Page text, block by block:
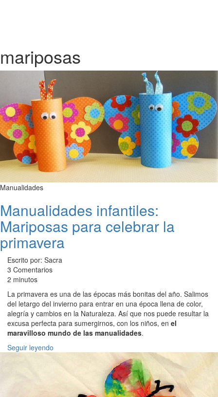
mariposas
Manualidades
Manualidades infantiles:
Mariposas para celebrar la
primavera
Escrito por: Sacra
3 Comentarios
2 minutos
La primavera es una de las épocas más bonitas del año. Salimos
del letargo del invierno para entrar en una época llena de color,
alegría y cambios en la Naturaleza. Así que nos puede resultar la
excusa perfecta para sumergirnos, con los niños, en el
maravilloso mundo de las manualidades.
Seguir leyendo